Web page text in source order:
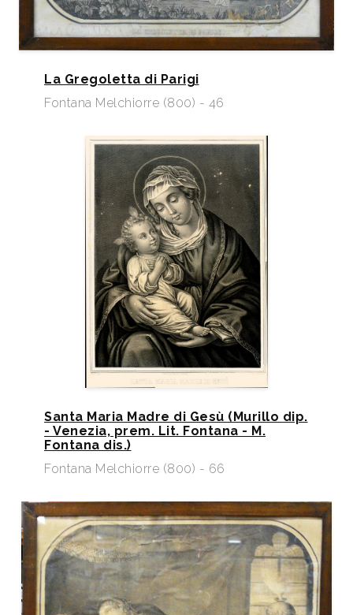
La Gregoletta di Parigi
Fontana Melchiorre (800) - 46
Santa Maria Madre di Gesù (Murillo dip.
- Venezia, prem. Lit. Fontana - M.
Fontana dis.)
Fontana Melchiorre (800) - 66